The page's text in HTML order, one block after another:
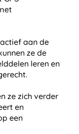
aan de
ze de
leren en
ze zich verder
en
een